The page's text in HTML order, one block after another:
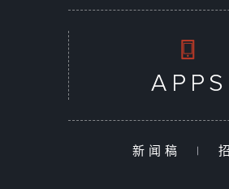
新闻稿 |